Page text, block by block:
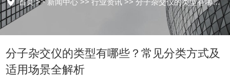
首页>> 新闻中心 >>行业资讯 >>分子杂交仪的类型有哪些？常见分类方式及适用场景全解析
分子杂交仪的类型有哪些？常见分类方式及
适用场景全解析